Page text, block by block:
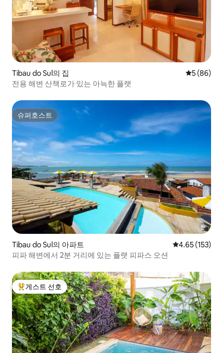
Tibau do Sul의 집 평점 5점(5
5 (86)
전용 해변 산책로가 있는 아늑한 플랫
슈퍼호스트
슈퍼호스트
Tibau do Sul의 아파트 평점 4.65점(5
4.65 (153)
피파 해변에서 2분 거리에 있는 플랫 피파스 오션
상위 게스트 선호
게스트 선호